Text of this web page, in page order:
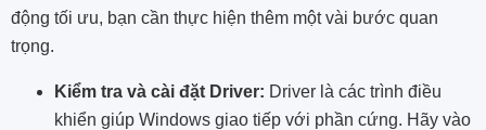
động tối ưu, bạn cần thực hiện thêm một vài bước quan
trọng.
Kiểm tra và cài đặt Driver: Driver là các trình điều
khiển giúp Windows giao tiếp với phần cứng. Hãy vào